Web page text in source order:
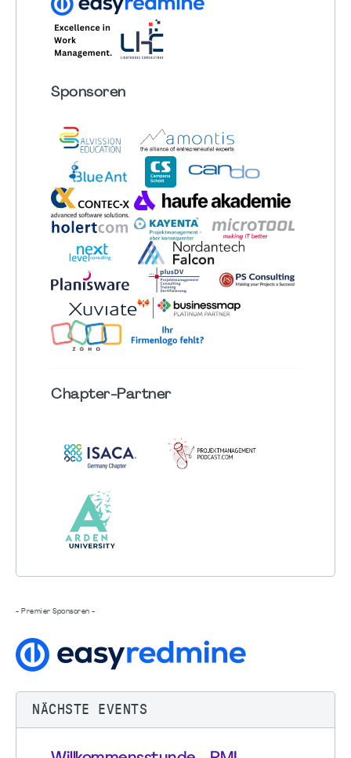
Sponsoren
Chapter-Partner
- Premier Sponsoren -
NÄCHSTE EVENTS